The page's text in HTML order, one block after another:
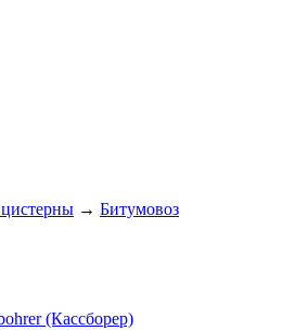
→ Битумовоз
(Кассборер)